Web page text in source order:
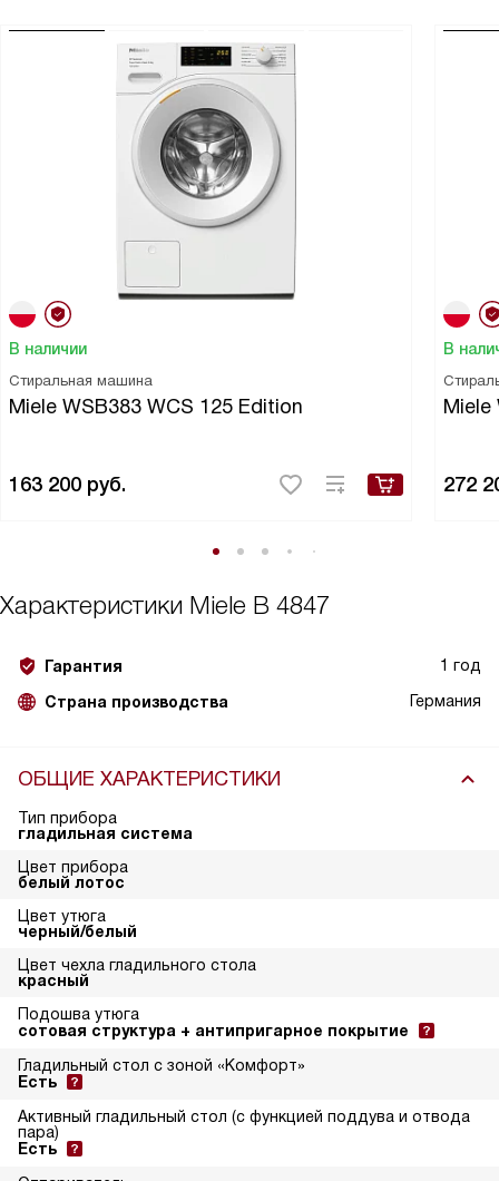
В наличии
Стиральная машина
Miele WSB383 WCS 125 Edition
163 200 руб.
В
Miele
272
Характеристики Miele B 4847
Гарантия 1 год
Страна производства Германия
ОБЩИЕ ХАРАКТЕРИСТИКИ
Тип прибора
гладильная система
Цвет прибора
белый лотос
Цвет утюга
черный/белый
Цвет чехла гладильного стола
красный
Подошва утюга
сотовая структура + антипригарное покрытие
Гладильный стол с зоной «Комфорт»
Есть
Активный гладильный стол (с функцией поддува и отвода
пара)
Есть